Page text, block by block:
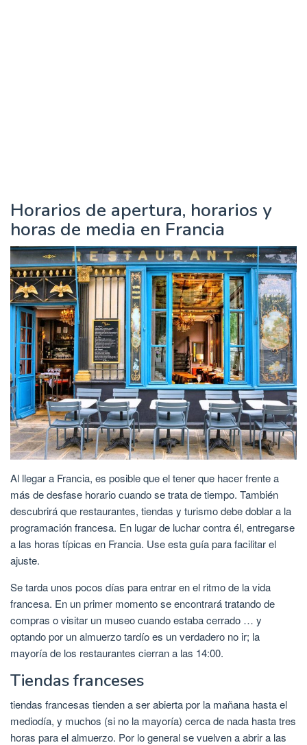
Horarios de apertura, horarios y
horas de media en Francia
Al llegar a Francia, es posible que el tener que hacer frente a
más de desfase horario cuando se trata de tiempo. También
descubrirá que restaurantes, tiendas y turismo debe doblar a la
programación francesa. En lugar de luchar contra él, entregarse
a las horas típicas en Francia. Use esta guía para facilitar el
ajuste.
Se tarda unos pocos días para entrar en el ritmo de la vida
francesa. En un primer momento se encontrará tratando de
compras o visitar un museo cuando estaba cerrado … y
optando por un almuerzo tardío es un verdadero no ir; la
mayoría de los restaurantes cierran a las 14:00.
Tiendas franceses
tiendas francesas tienden a ser abierta por la mañana hasta el
mediodía, y muchos (si no la mayoría) cerca de nada hasta tres
horas para el almuerzo. Por lo general se vuelven a abrir a las